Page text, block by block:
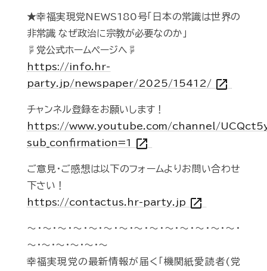
★幸福実現党NEWS180号「日本の常識は世界の
非常識 なぜ政治に宗教が必要なのか」
☟党公式ホームページへ☟
https://info.hr-
party.jp/newspaper/2025/15412/ open_in_new
チャンネル登録をお願いします！
https://www.youtube.com/channel/
sub_confirmation=1 open_in_new
ご意見・ご感想は以下のフォームよりお問い合わせ
下さい！
https://contactus.hr-party.jp open_in_new
～・～・～・～・～・～・～・～・～・～・～・～・～・～・
～・～・～・～・～・～
幸福実現党の最新情報が届く「機関紙愛読者(党